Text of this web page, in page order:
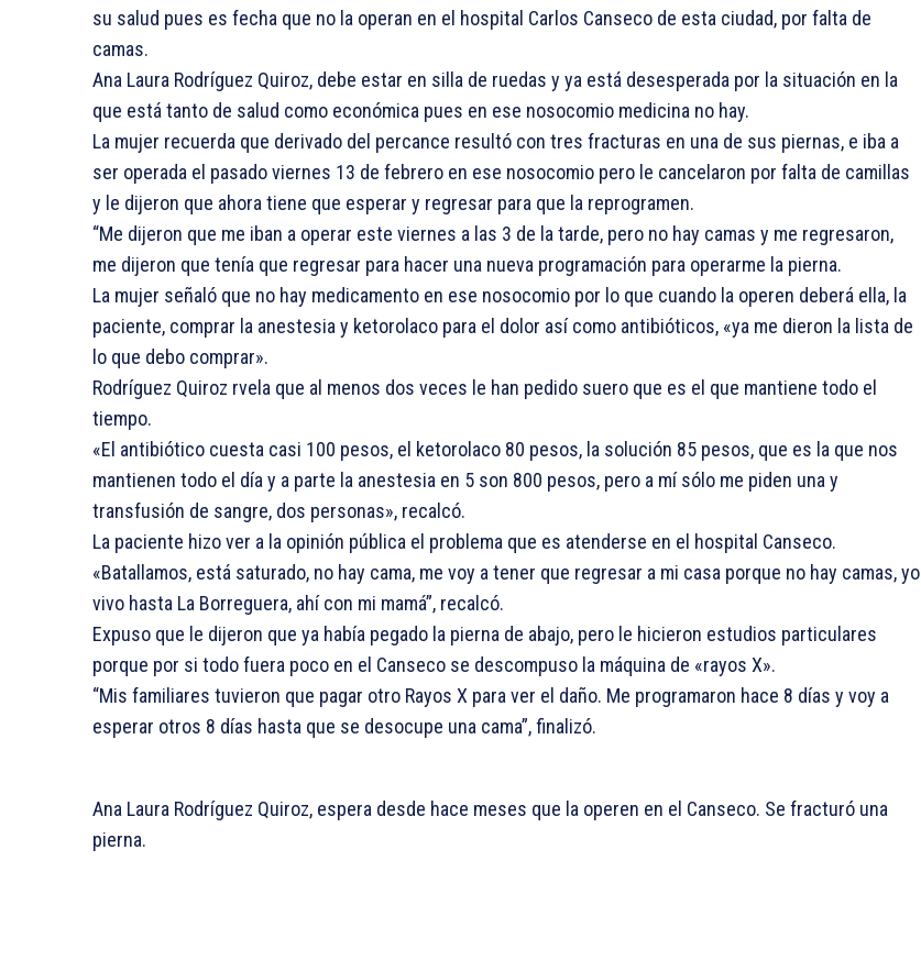
su salud pues es fecha que no la operan en el hospital Carlos Canseco de esta ciudad, por falta de
camas.
Ana Laura Rodríguez Quiroz, debe estar en silla de ruedas y ya está desesperada por la situación en la
que está tanto de salud como económica pues en ese nosocomio medicina no hay.
La mujer recuerda que derivado del percance resultó con tres fracturas en una de sus piernas, e iba a
ser operada el pasado viernes 13 de febrero en ese nosocomio pero le cancelaron por falta de camillas
y le dijeron que ahora tiene que esperar y regresar para que la reprogramen.
“Me dijeron que me iban a operar este viernes a las 3 de la tarde, pero no hay camas y me regresaron,
me dijeron que tenía que regresar para hacer una nueva programación para operarme la pierna.
La mujer señaló que no hay medicamento en ese nosocomio por lo que cuando la operen deberá ella, la
paciente, comprar la anestesia y ketorolaco para el dolor así como antibióticos, «ya me dieron la lista de
lo que debo comprar».
Rodríguez Quiroz rvela que al menos dos veces le han pedido suero que es el que mantiene todo el
tiempo.
«El antibiótico cuesta casi 100 pesos, el ketorolaco 80 pesos, la solución 85 pesos, que es la que nos
mantienen todo el día y a parte la anestesia en 5 son 800 pesos, pero a mí sólo me piden una y
transfusión de sangre, dos personas», recalcó.
La paciente hizo ver a la opinión pública el problema que es atenderse en el hospital Canseco.
«Batallamos, está saturado, no hay cama, me voy a tener que regresar a mi casa porque no hay camas, yo
vivo hasta La Borreguera, ahí con mi mamá”, recalcó.
Expuso que le dijeron que ya había pegado la pierna de abajo, pero le hicieron estudios particulares
porque por si todo fuera poco en el Canseco se descompuso la máquina de «rayos X».
“Mis familiares tuvieron que pagar otro Rayos X para ver el daño. Me programaron hace 8 días y voy a
esperar otros 8 días hasta que se desocupe una cama”, finalizó.
Ana Laura Rodríguez Quiroz, espera desde hace meses que la operen en el Canseco. Se fracturó una
pierna.